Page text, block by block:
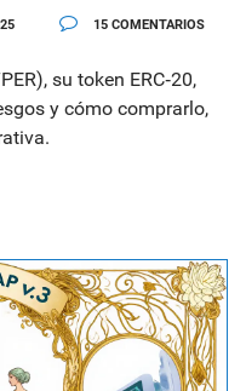
15 COMENTARIOS
su token ERC‑20,
y cómo comprarlo,